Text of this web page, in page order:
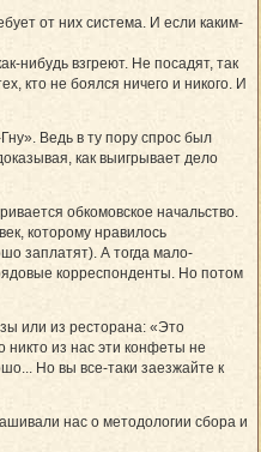
от них система. И если каким-
нибудь взгреют. Не посадят, так
кто не боялся ничего и никого. И
Ведь в ту пору спрос был
как выигрывает дело
обкомовское начальство.
которому нравилось
заплатят). А тогда мало-
корреспонденты. Но потом
или из ресторана: «Это
никто из нас эти конфеты не
Но вы все-таки заезжайте к
нас о методологии сбора и